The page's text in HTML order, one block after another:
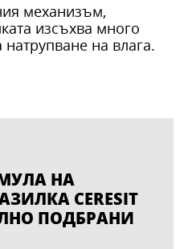
механизъм,
изсъхва много
на влага.
НА
CERESIT
ПОДБРАНИ